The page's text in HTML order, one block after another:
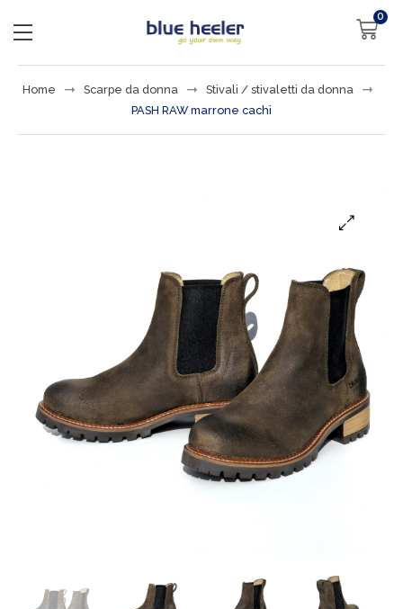
0
Home Scarpe da donna
Stivali / stivaletti da donna
PASH RAW marrone cachi